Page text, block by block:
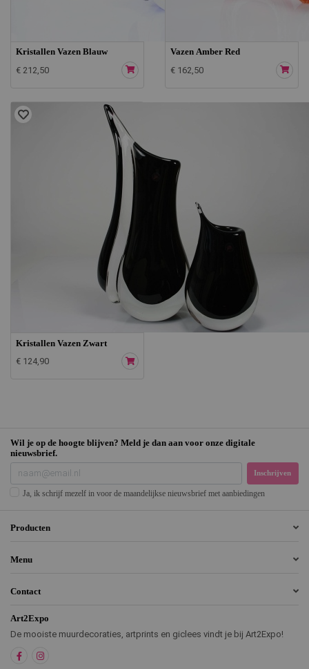
Kristallen Vazen Blauw
€ 212,50
Vazen Amber Red
€ 162,50
Kristallen Vazen Zwart
€ 124,90
Wil je op de hoogte blijven? Meld je dan aan voor onze digitale
nieuwsbrief.
Inschrijven
Ja, ik schrijf mezelf in voor de maandelijkse nieuwsbrief met aanbiedingen
Producten
Menu
Contact
Art2Expo
De mooiste muurdecoraties, artprints en giclees vindt je bij Art2Expo!